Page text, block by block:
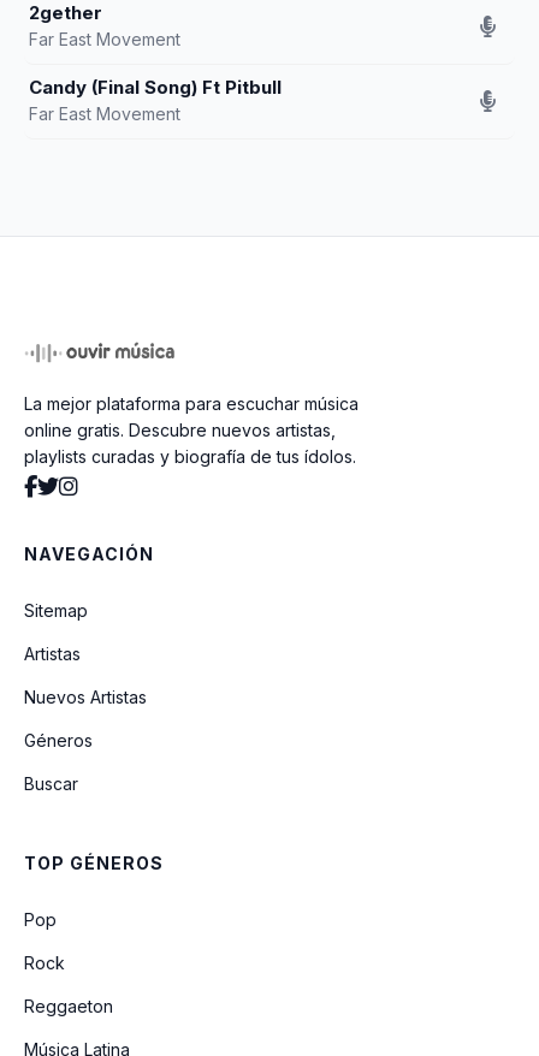
2gether
Far East Movement
Candy (Final Song) Ft Pitbull
Far East Movement
La mejor plataforma para escuchar música
online gratis. Descubre nuevos artistas,
playlists curadas y biografía de tus ídolos.
NAVEGACIÓN
Sitemap
Artistas
Nuevos Artistas
Géneros
Buscar
TOP GÉNEROS
Pop
Rock
Reggaeton
Música Latina